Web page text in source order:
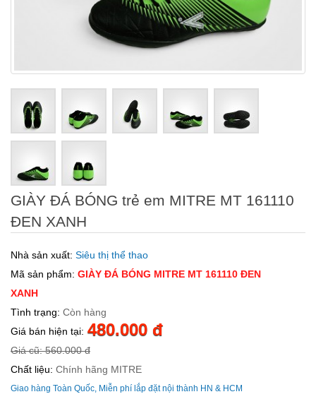
GIÀY ĐÁ BÓNG trẻ em MITRE MT 161110
ĐEN XANH
Nhà sản xuất: Siêu thị thể thao
Mã sản phẩm: GIÀY ĐÁ BÓNG MITRE MT 161110 ĐEN
XANH
Tình trạng: Còn hàng
Giá bán hiện tại: 480.000 đ
Giá cũ: 560.000 đ
Chất liệu: Chính hãng MITRE
Giao hàng Toàn Quốc, Miễn phí lắp đặt nội thành HN & HCM